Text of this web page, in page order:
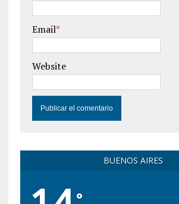
Email*
Website
BUENOS AIRES
°